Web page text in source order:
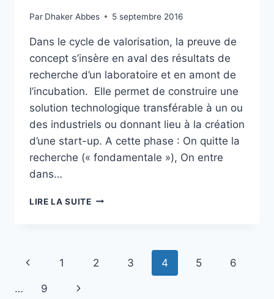
Par Dhaker Abbes 5 septembre 2016
Dans le cycle de valorisation, la preuve de
concept s’insère en aval des résultats de
recherche d’un laboratoire et en amont de
l’incubation. Elle permet de construire une
solution technologique transférable à un ou
des industriels ou donnant lieu à la création
d’une start-up. A cette phase : On quitte la
recherche (« fondamentale »), On entre
dans…
LIRE LA SUITELA
(DÉMONSTRATEUR)
DANS
Navigation
de
Page
précédente
1 2 3 4 5 6
… 9 Page